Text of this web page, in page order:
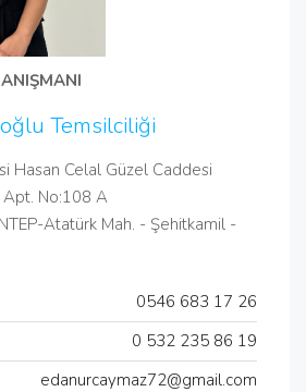
Temsilciliği
Hasan Celal Güzel Caddesi
No:108 A
Atatürk Mah. - Şehitkamil -
0546 683 17 26
0 532 235 86 19
edanurcaymaz72@gmail.com